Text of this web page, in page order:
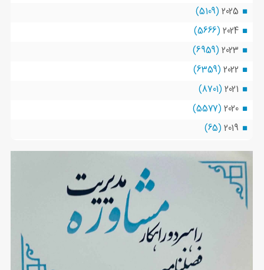
2025
(5109)
2024
(5666)
2023
(6959)
2022
(6359)
2021
(8701)
2020
(5577)
2019
(65)